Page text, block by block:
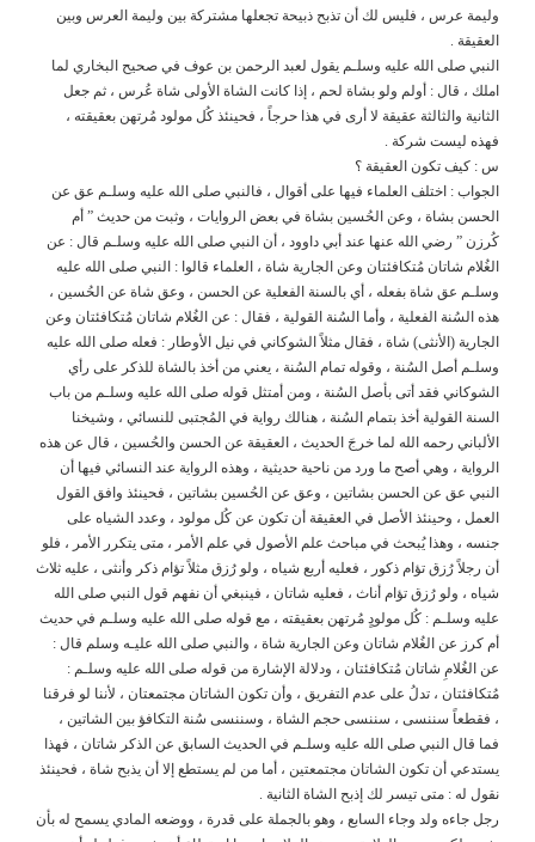
وليمة عرس ، فليس لك أن تذبح ذبيحة تجعلها مشتركة بين وليمة العرس وبين
العقيقة .
النبي صلى الله عليه وسلـم يقول لعبد الرحمن بن عوف في صحيح البخاري لما
املك ، قال : أولم ولو بشاة لحم ، إذا كانت الشاة الأولى شاة عُرس ، ثم جعل
الثانية والثالثة عقيقة لا أرى في هذا حرجاً ، فحينئذ كُل مولود مُرتهن بعقيقته ،
فهذه ليست شركة .
س : كيف تكون العقيقة ؟
الجواب : اختلف العلماء فيها على أقوال ، فالنبي صلى الله عليه وسلـم عق عن
الحسن بشاة ، وعن الحُسين بشاة في بعض الروايات ، وثبت من حديث ” أم
كُرزن ” رضي الله عنها عند أبي داوود ، أن النبي صلى الله عليه وسلـم قال : عن
الغُلام شاتان مُتكافئتان وعن الجارية شاة ، العلماء قالوا : النبي صلى الله عليه
وسلـم عق شاة بفعله ، أي بالسنة الفعلية عن الحسن ، وعق شاة عن الحُسين ،
هذه السُنة الفعلية ، وأما السُنة القولية ، فقال : عن الغُلام شاتان مُتكافئتان وعن
الجارية (الأنثى) شاة ، فقال مثلاً الشوكاني في نيل الأوطار : فعله صلى الله عليه
وسلـم أصل السُنة ، وقوله تمام السُنة ، يعني من أخذ بالشاة للذكر على رأي
الشوكاني فقد أتى بأصل السُنة ، ومن أمتثل قوله صلى الله عليه وسلـم من باب
السنة القولية أخذ بتمام السُنة ، هنالك رواية في المُجتبى للنسائي ، وشيخنا
الألباني رحمه الله لما خرجَ الحديث ، العقيقة عن الحسن والحُسين ، قال عن هذه
الرواية ، وهي أصح ما ورد من ناحية حديثية ، وهذه الرواية عند النسائي فيها أن
النبي عق عن الحسن بشاتين ، وعق عن الحُسين بشاتين ، فحينئذ وافق القول
العمل ، وحينئذ الأصل في العقيقة أن تكون عن كُل مولود ، وعدد الشياه على
جنسه ، وهذا يُبحث في مباحث علم الأصول في علم الأمر ، متى يتكرر الأمر ، فلو
أن رجلاً رُزق تؤام ذكور ، فعليه أربع شياه ، ولو رُزق مثلاً تؤام ذكر وأنثى ، عليه ثلاث
شياه ، ولو رُزق تؤام أناث ، فعليه شاتان ، فينبغي أن نفهم قول النبي صلى الله
عليه وسلـم : كُل مولودٍ مُرتهن بعقيقته ، مع قوله صلى الله عليه وسلـم في حديث
أم كرز عن الغُلام شاتان وعن الجارية شاة ، والنبي صلى الله عليـه وسلم قال :
عن الغُلامِ شاتان مُتكافئتان ، ودلالة الإشارة من قوله صلى الله عليه وسلـم :
مُتكافئتان ، تدلُ على عدم التفريق ، وأن تكون الشاتان مجتمعتان ، لأننا لو فرقنا
، فقطعاً سننسى ، سننسى حجم الشاة ، وسننسى سُنة التكافؤ بين الشاتين ،
فما قال النبي صلى الله عليه وسلـم في الحديث السابق عن الذكر شاتان ، فهذا
يستدعي أن تكون الشاتان مجتمعتين ، أما من لم يستطع إلا أن يذبح شاة ، فحينئذ
نقول له : متى تيسر لك إذبح الشاة الثانية .
رجل جاءه ولد وجاء السابع ، وهو بالجملة على قدرة ، ووضعه المادي يسمح له بأن